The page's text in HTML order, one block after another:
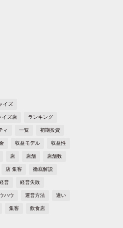
イズ
イズ店 ランキング
ィ 一覧 初期投資
収益モデル 収益性
店 店舗 店舗数
店 集客 徹底解説
営 経営失敗
ハウ 運営方法 違い
集客 飲食店